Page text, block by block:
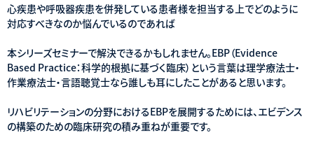
心疾患や呼吸器疾患を併発している患者様を担当する上でどのように
対応すべきなのか悩んでいるのであれば
本シリーズセミナーで解決できるかもしれません。EBP（Evidence
Based Practice：科学的根拠に基づく臨床）という言葉は理学療法士・
作業療法士・言語聴覚士なら誰しも耳にしたことがあると思います。
リハビリテーションの分野におけるEBPを展開するためには、エビデンス
の構築のための臨床研究の積み重ねが重要です。